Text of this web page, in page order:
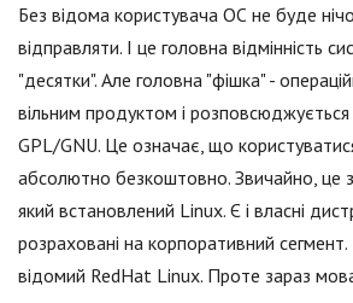
Без відома користувача ОС не буде
відправляти. І це головна відмінність
"десятки". Але головна "фішка" -
вільним продуктом і розповсюджується
GPL/GNU. Це означає, що
абсолютно безкоштовно. Звичайно, це
який встановлений Linux. Є і власні
розраховані на корпоративний
відомий RedHat Linux. Проте зараз